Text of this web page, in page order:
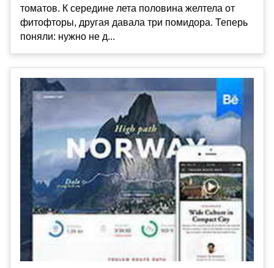
томатов. К середине лета половина желтела от
фитофторы, другая давала три помидора. Теперь
поняли: нужно не д...